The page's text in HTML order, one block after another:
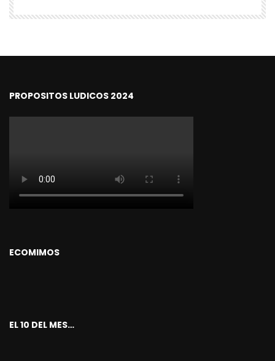
PROPOSITOS LUDICOS 2024
ECOMIMOS
EL 10 DEL MES…